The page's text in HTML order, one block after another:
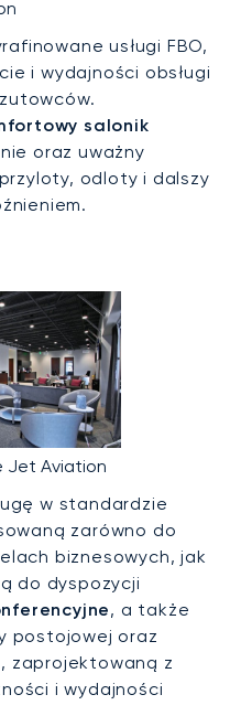
usługi FBO,
i wydajności obsługi
salonik
oraz uważny
odloty i dalszy
Jet Aviation
w standardzie
zarówno do
biznesowych, jak
do dyspozycji
, a także
postojowej oraz
zaprojektowaną z
i wydajności